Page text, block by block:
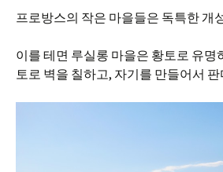
프로방스의 작은 마을들은 독특한 개
이를 테면 루실롱 마을은 황토로 유명
토로 벽을 칠하고, 자기를 만들어서 판